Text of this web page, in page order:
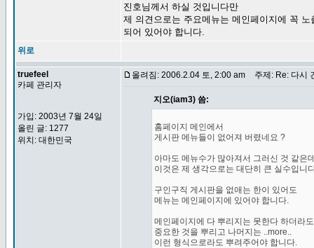
진호님께서 하실 것입니다만
제 의견으로는 주요메뉴는 메인페이지에 꼭 노
되어 있어야 합니다.
위로
truefeel
카페 관리자
가입: 2003년 7월 24일
올린 글: 1277
위치: 대한민국
올려짐: 2006.2.04 토, 2:00 am 주제: Re: 다시
지오(iam3) 씀:
홈페이지 메인에서
게시판 메뉴들이 없어져 버렸네요 ?
아마도 메뉴수가 많아져서 그러신 것 같은
이것은 제 생각으로는 대단히 큰 실수입니
구인구직 게시판을 없애는 한이 있어도
메뉴는 메인페이지에 있어야 합니다.
메인페이지에 다 뿌리지는 못한다 하더라도
중요한 것을 뿌리고 나머지는 ..more..
이런 형식으로라도 뿌려주어야 합니다.